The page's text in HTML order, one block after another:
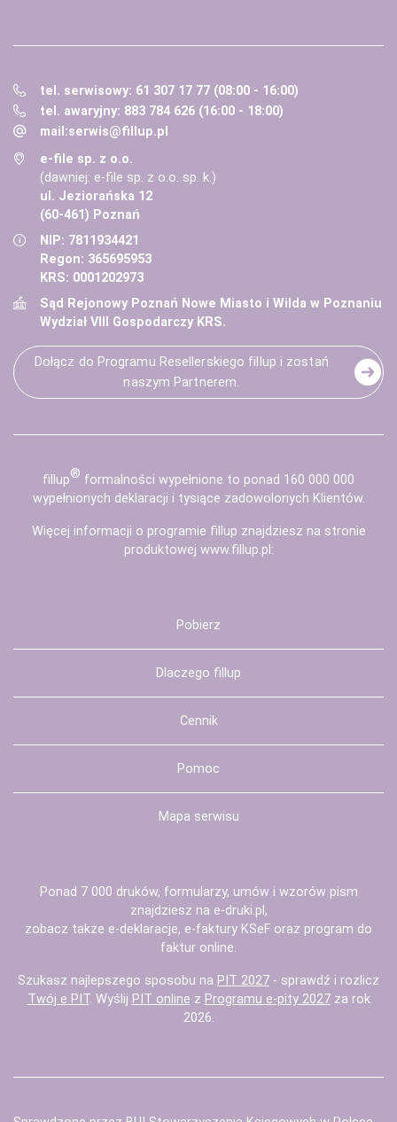
tel. serwisowy: 61 307 17 77 (08:00 - 16:00)
tel. awaryjny: 883 784 626 (16:00 - 18:00)
mail:serwis@fillup.pl
e-file sp. z o.o.
(dawniej: e-file sp. z o.o. sp. k.)
ul. Jeziorańska 12
(60-461) Poznań
NIP: 7811934421
Regon: 365695953
KRS: 0001202973
Sąd Rejonowy Poznań Nowe Miasto i Wilda w Poznaniu
Wydział VIII Gospodarczy KRS.
Dołącz do Programu Resellerskiego fillup i zostań
naszym Partnerem.
fillup® formalności wypełnione to ponad 160 000 000
wypełnionych deklaracji i tysiące zadowolonych Klientów.
Więcej informacji o programie fillup znajdziesz na stronie
produktowej www.fillup.pl:
Pobierz
Dlaczego fillup
Cennik
Pomoc
Mapa serwisu
Ponad 7 000 druków, formularzy, umów i wzorów pism
znajdziesz na e-druki.pl,
zobacz także e-deklaracje, e-faktury KSeF oraz program do
faktur online.
Szukasz najlepszego sposobu na PIT 2027 - sprawdź i rozlicz
Twój e PIT. Wyślij PIT online z Programu e-pity 2027za rok
2026.